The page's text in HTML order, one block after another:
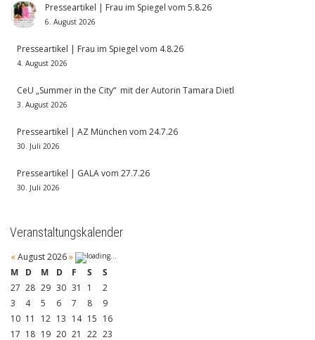
Presseartikel | Frau im Spiegel vom 5.8.26
6. August 2026
Presseartikel | Frau im Spiegel vom 4.8.26
4. August 2026
CeU „Summer in the City“ mit der Autorin Tamara Dietl
3. August 2026
Presseartikel | AZ München vom 24.7.26
30. Juli 2026
Presseartikel | GALA vom 27.7.26
30. Juli 2026
Veranstaltungskalender
« August 2026»
M
D M D F S
S
27 28 29 30 31 1
2
3
4 5 6 7 8
9
10 11 12 13 14 15 16
17 18 19 20 21 22 23